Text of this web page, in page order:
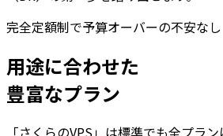
完全定額制で予算オーバーの不安なし
用途に合わせた
豊富なプラン
「さくらのVPS」は標準でも全プラ